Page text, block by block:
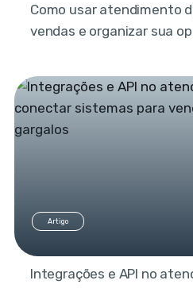
Como usar atendimento
vendas e organizar sua
Artigo
Integrações e API no